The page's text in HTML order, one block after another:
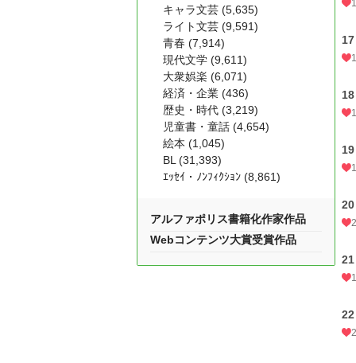
17
18
19
20
21
22
キャラ文芸 (5,635)
ライト文芸 (9,591)
青春 (7,914)
現代文学 (9,611)
大衆娯楽 (6,071)
経済・企業 (436)
歴史・時代 (3,219)
児童書・童話 (4,654)
絵本 (1,045)
BL (31,393)
ｴｯｾｲ・ﾉﾝﾌｨｸｼｮﾝ (8,861)
アルファポリス書籍化作家作品
Webコンテンツ大賞受賞作品